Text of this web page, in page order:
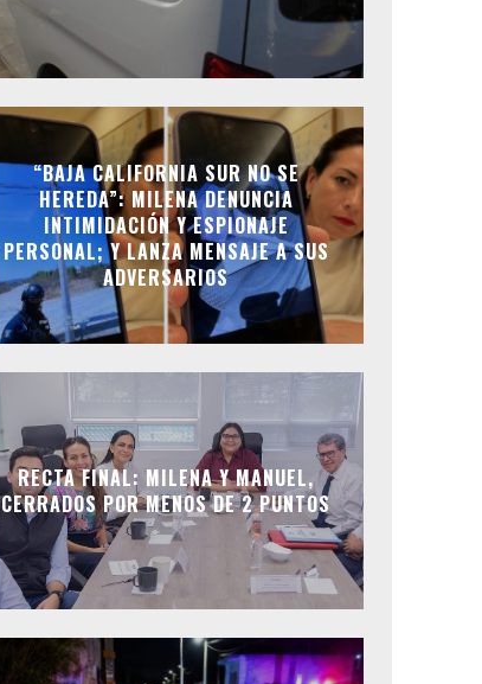
“BAJA CALIFORNIA SUR NO SE
HEREDA”: MILENA DENUNCIA
INTIMIDACIÓN Y ESPIONAJE
PERSONAL; Y LANZA MENSAJE A SUS
ADVERSARIOS
RECTA FINAL: MILENA Y MANUEL,
CERRADOS POR MENOS DE 2 PUNTOS